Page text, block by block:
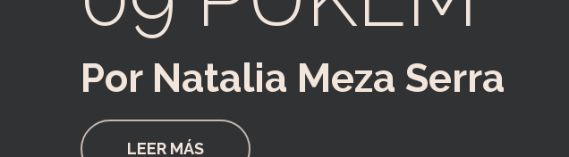
Por Natalia Meza Serra
LEER MÁS